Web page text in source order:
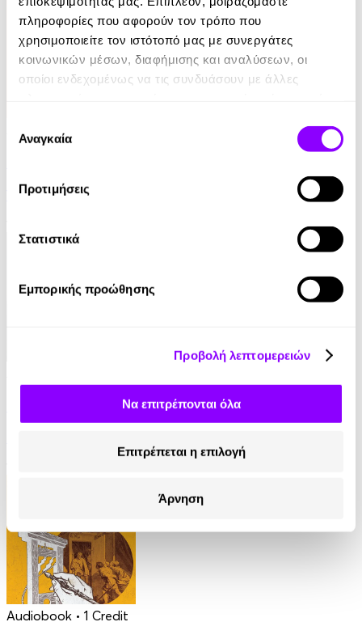
πληροφορίες που αφορούν τον τρόπο που
χρησιμοποιείτε τον ιστότοπό μας με συνεργάτες
κοινωνικών μέσων, διαφήμισης και αναλύσεων, οι
οποίοι ενδεχομένως να τις συνδυάσουν με άλλες
των υπηρεσιών τους.
συγκατάθεσης
Αναγκαία
Προτιμήσεις
Στατιστικά
Εμπορικής προώθησης
Προβολή λεπτομερειών
Να επιτρέπονται όλα
Επιτρέπεται η επιλογή
Άρνηση
Audiobook
Yael Van Der Wouden
Ο Τελευταίος των Μοϊκανών
Audiobook • 1 Credit